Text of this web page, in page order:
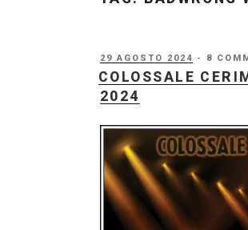
PUBBLICATO
IL
29 AGOSTO 2024 - 8
COLOSSALE
2024